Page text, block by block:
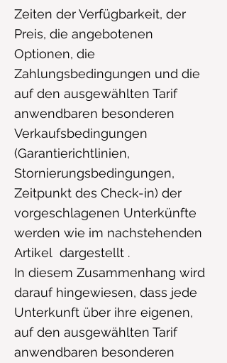
Zeiten der Verfügbarkeit, der
Preis, die angebotenen
Optionen, die
Zahlungsbedingungen und die
auf den ausgewählten Tarif
anwendbaren besonderen
Verkaufsbedingungen
(Garantierichtlinien,
Stornierungsbedingungen,
Zeitpunkt des Check-in) der
vorgeschlagenen Unterkünfte
werden wie im nachstehenden
Artikel dargestellt .
In diesem Zusammenhang wird
darauf hingewiesen, dass jede
Unterkunft über ihre eigenen,
auf den ausgewählten Tarif
anwendbaren besonderen